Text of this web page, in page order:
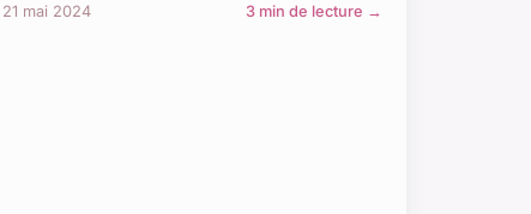
21 mai 2024 3 min de lecture →